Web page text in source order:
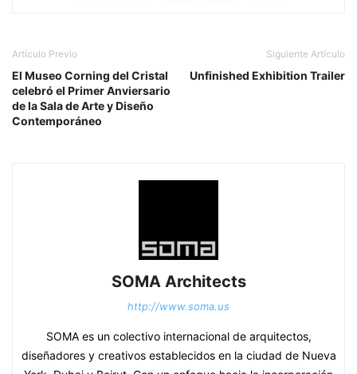
Artículo Previo
El Museo Corning del Cristal
celebró el Primer Anviersario
de la Sala de Arte y Diseño
Contemporáneo
Siguiente Artículo
Unfinished Exhibition Trailer
SOMA Architects
http://www.soma.us
SOMA es un colectivo internacional de arquitectos,
diseñadores y creativos establecidos en la ciudad de Nueva